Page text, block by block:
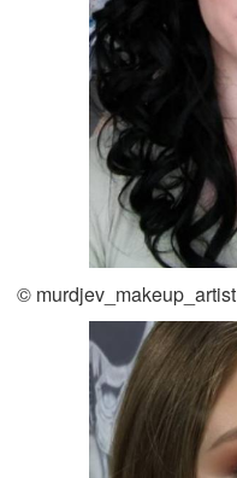
© murdjev_makeup_artist